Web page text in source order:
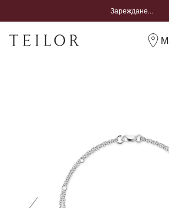
Зареждане...